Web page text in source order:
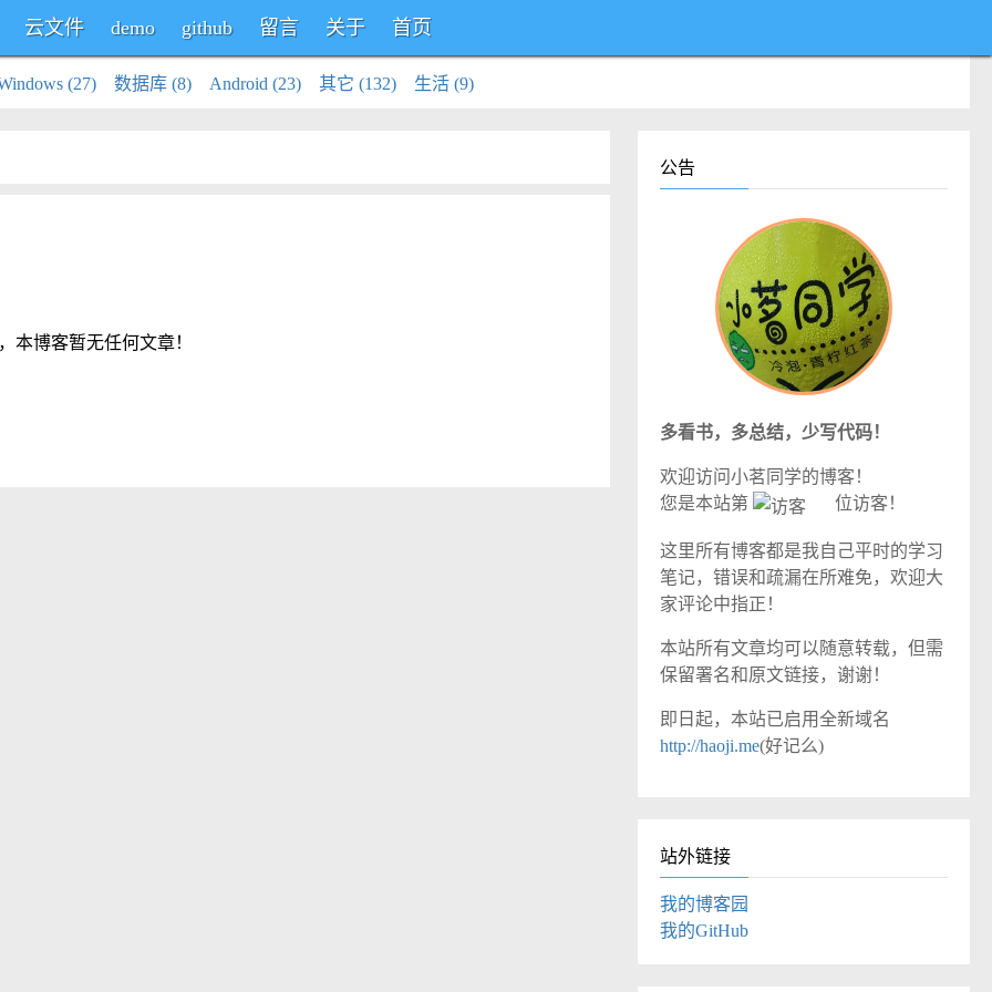
云文件 demo github 留言 关于 首页
(27) 数据库 (8) Android (23) 其它 (132) 生活 (9)
本博客暂无任何文章！
公告
多看书，多总结，少写代码！
欢迎访问小茗同学的博客！
您是本站第
位访客！
这里所有博客都是我自己平时的学习
笔记，错误和疏漏在所难免，欢迎大
家评论中指正！
本站所有文章均可以随意转载，但需
保留署名和原文链接，谢谢！
即日起，本站已启用全新域名
http://haoji.me(好记么)
站外链接
我的博客园
我的GitHub